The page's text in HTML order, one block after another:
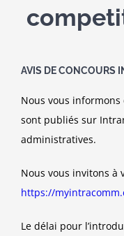
AVIS DE CONCOURS
Nous vous
sont publiés sur
administratives.
Nous vous invitons à
https://
Le délai pour